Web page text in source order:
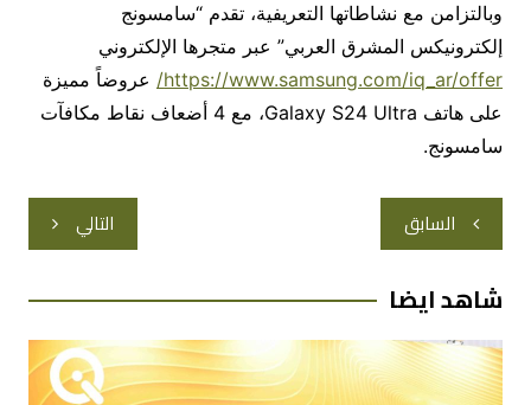
وبالتزامن مع نشاطاتها التعريفية، تقدم “سامسونج
إلكترونيكس المشرق العربي” عبر متجرها الإلكتروني
https://www.samsung.com/iq_ar/offer/
عروضاً مميزة
على هاتف Galaxy S24 Ultra، مع 4 أضعاف نقاط مكافآت
سامسونج.
تصفّح
المقالات
السابق التالي
شاهد ايضا